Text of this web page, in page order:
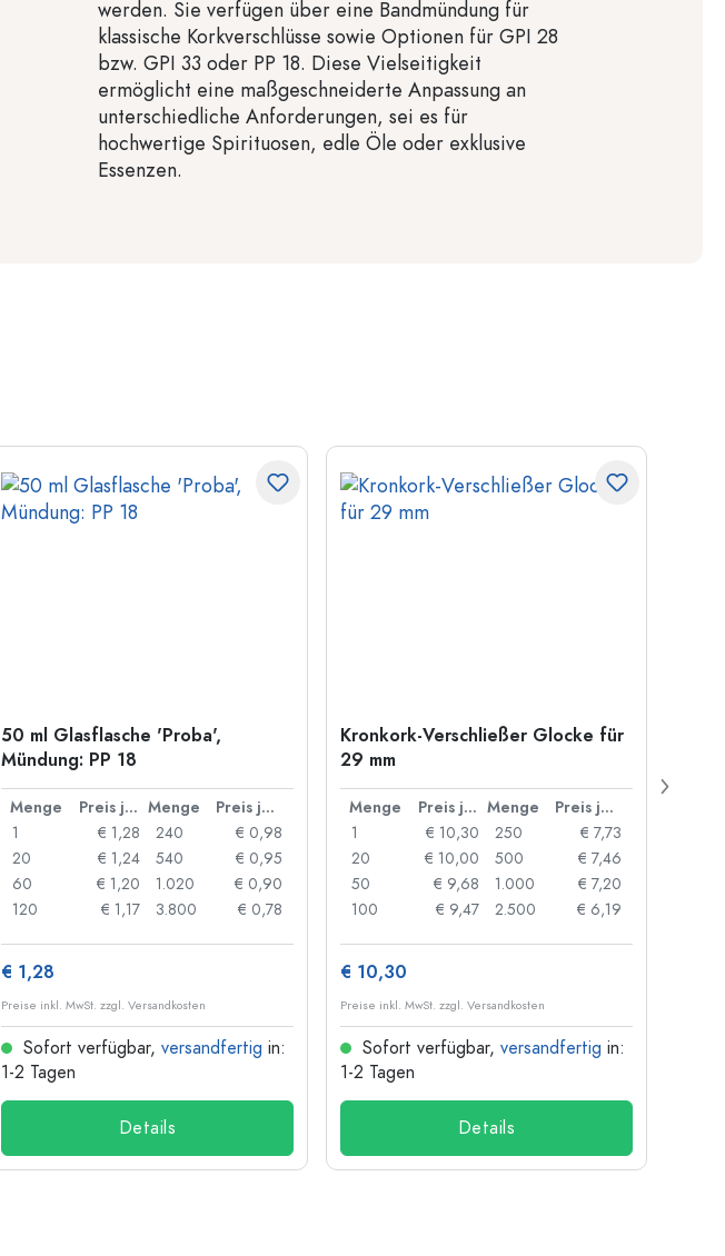
werden. Sie verfügen über eine Bandmündung für
klassische Korkverschlüsse sowie Optionen für GPI 28
bzw. GPI 33 oder PP 18. Diese Vielseitigkeit
ermöglicht eine maßgeschneiderte Anpassung an
unterschiedliche Anforderungen, sei es für
hochwertige Spirituosen, edle Öle oder exklusive
Essenzen.
50 ml Glasflasche 'Proba',
Mündung: PP 18
Menge Preis je Stück Menge
Preis je Stück
1
€ 1,28
20
€ 1,24
60
€ 1,20
120
€ 1,17
240
€ 0,98
540
€ 0,95
1.020
€ 0,90
3.800
€ 0,78
€ 1,28
Preise inkl. MwSt. zzgl. Versandkosten
Sofort verfügbar, versandfertig in:
1-2 Tagen
Details
Kronkork-Verschließer Glocke für
29 mm
Menge Preis je Stück Menge
Preis je Stück
1
€ 10,30
20
€ 10,00
50
€ 9,68
100
€ 9,47
250
€ 7,73
500
€ 7,46
1.000
€ 7,20
2.500
€ 6,19
€ 10,30
Preise inkl. MwSt. zzgl. Versandkosten
Sofort verfügbar, versandfertig in:
1-2 Tagen
Details